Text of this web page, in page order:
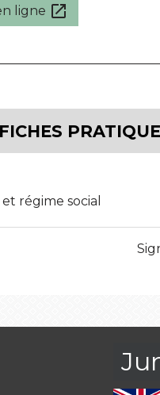
ligne open_in_new
régime social